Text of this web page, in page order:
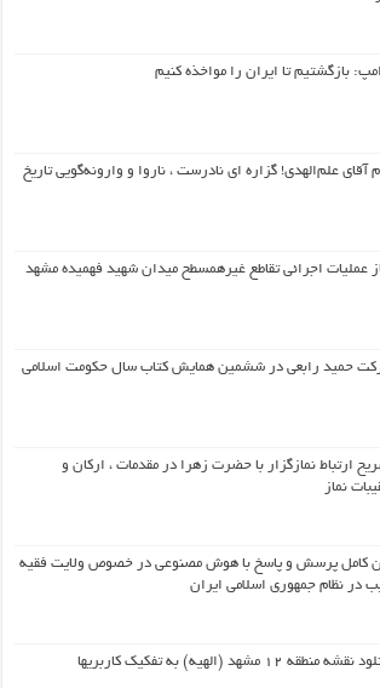
بازگشتیم تا ایران را مواخذه کنیم
آقای علم‌الهدی! گزاره ای نادرست ، ناروا و وارونه‌گویی تاریخ
عملیات اجرائی تقاطع غیرهمسطح میدان شهید فهمیده مشهد
حمید رابعی در ششمین همایش کتاب سال حکومت اسلامی
ارتباط نمازگزار با حضرت زهرا در مقدمات ، ارکان و
نماز
کامل پرسش و پاسخ با هوش مصنوعی در خصوص ولایت فقیه
در نظام جمهوری اسلامی ایران
منطقه ۱۲ مشهد (الهیه) به تفکیک کاربریها